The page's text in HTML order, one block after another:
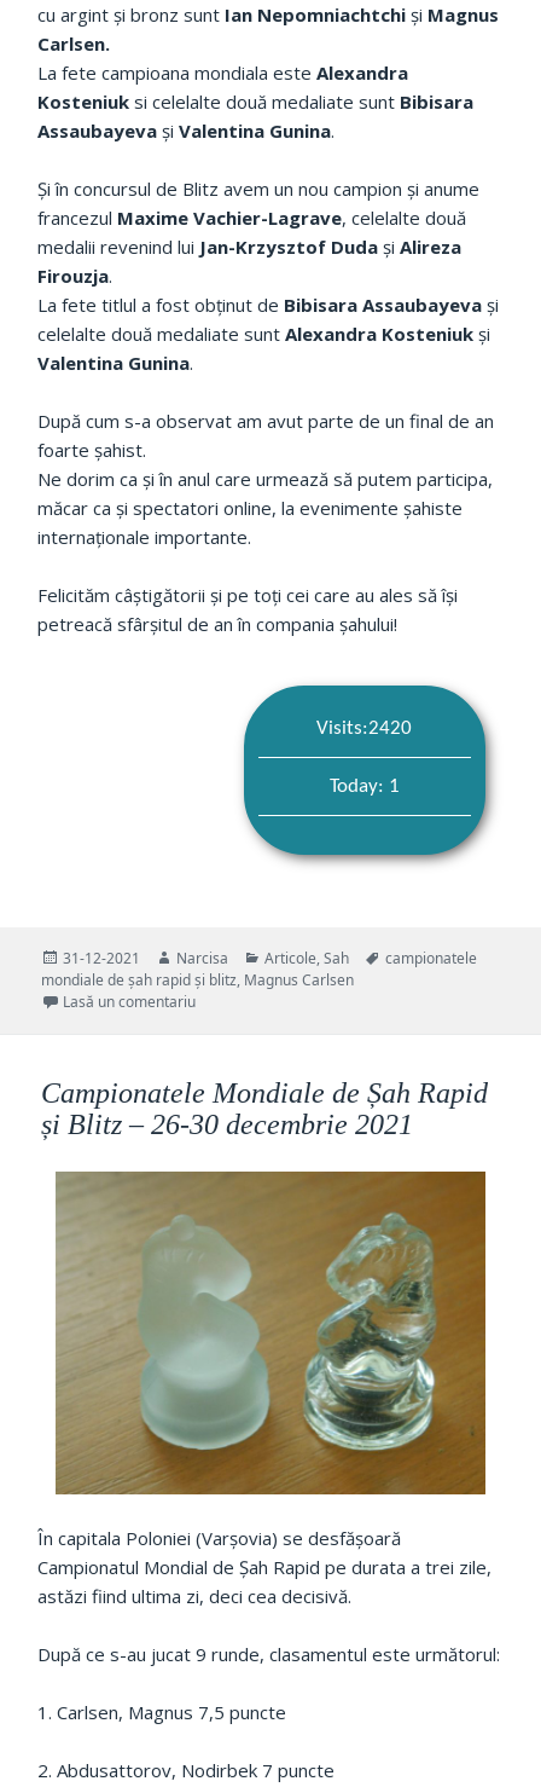
cu argint și bronz sunt Ian Nepomniachtchi și Magnus
Carlsen.
La fete campioana mondiala esteAlexandra
Kosteniuk si celelalte două medaliate sunt Bibisara
AssaubayevașiValentina Gunina.
Și în concursul de Blitz avem un nou campion și anume
francezul Maxime Vachier-Lagrave, celelalte două
medalii revenind lui Jan-Krzysztof Duda șiAlireza
Firouzja.
La fete titlul a fost obținut de Bibisara Assaubayeva și
celelalte două medaliate suntAlexandra Kosteniuk și
Valentina Gunina.
După cum s-a observat am avut parte de un final de an
foarte șahist.
Ne dorim ca și în anul care urmează să putem participa,
măcar ca și spectatori online, la evenimente șahiste
internaționale importante.
Felicităm câștigătorii și pe toți cei care au ales să își
petreacă sfârșitul de an în compania șahului!
Visits:2420
Today: 1
Publicat
pe
31-12-2021 Autor
Narcisa Categorii
Articole,Sah Etichete
campionatele
mondiale de șah rapid și blitz, Magnus Carlsen
Lasă un comentariula Campionatele Mondiale de Șah Rapid și Blitz,
Campionatele Mondiale de Șah Rapid
și Blitz – 26-30 decembrie 2021
În capitala Poloniei (Varșovia) se desfășoară
Campionatul Mondial de Șah Rapid pe durata a trei zile,
astăzi fiind ultima zi, deci cea decisivă.
După ce s-au jucat 9 runde, clasamentul este următorul:
1. Carlsen, Magnus 7,5 puncte
2. Abdusattorov, Nodirbek 7 puncte